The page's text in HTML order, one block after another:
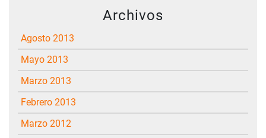
Archivos
agosto 2013
mayo 2013
marzo 2013
febrero 2013
marzo 2012